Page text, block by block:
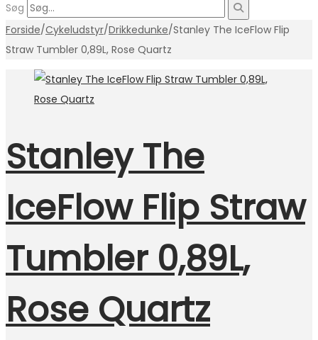
Søg
Forside/Cykeludstyr/Drikkedunke/Stanley The IceFlow Flip
Straw Tumbler 0,89L, Rose Quartz
Stanley The
IceFlow Flip Straw
Tumbler 0,89L,
Rose Quartz